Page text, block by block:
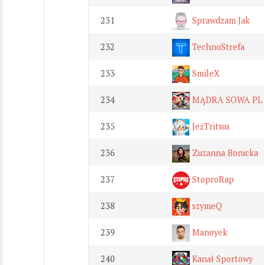
231 Sprawdzam Jak
232 TechnoStrefa
233 SmileX
234 MĄDRA SOWA PL
235 JeżTritsus
236 Zuzanna Borucka
237 StoproRap
238 szymeQ
239 Manoyek
240 Kanał Sportowy